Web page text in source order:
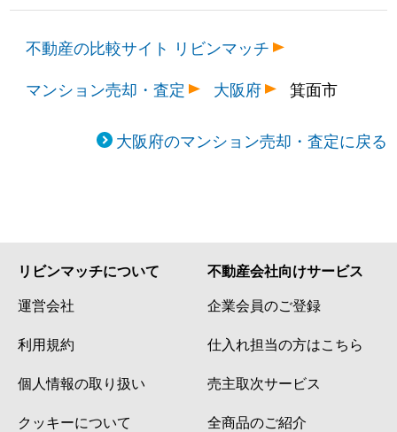
不動産の比較サイト リビンマッチ
マンション売却・査定
大阪府 箕面市
大阪府のマンション売却・査定に戻る
リビンマッチについて
運営会社
利用規約
個人情報の取り扱い
クッキーについて
不動産会社向けサービス
企業会員のご登録
仕入れ担当の方はこちら
売主取次サービス
全商品のご紹介